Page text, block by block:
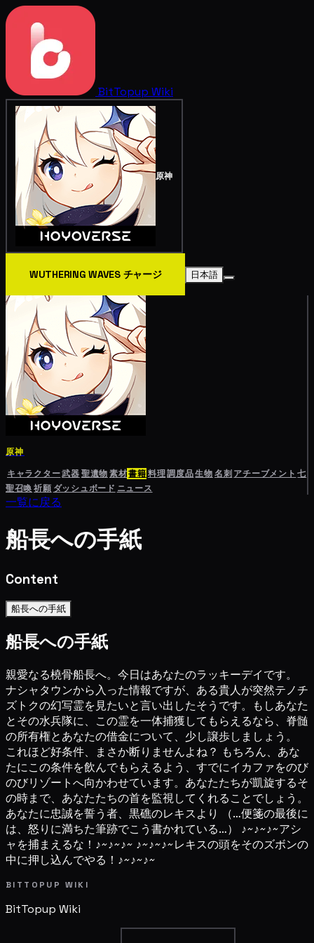
BitTopup Wiki
原神
WUTHERING WAVES チャージ 日本語
原神
キャラクター武器聖遺物素材書籍料理調度品生物名刺 アチーブメント 七
聖召喚祈願 ダッシュボード ニュース
一覧に戻る
船長への手紙
Content
船長への手紙
船長への手紙
親愛なる橈骨船長へ。今日はあなたのラッキーデイです。
ナシャタウンから入った情報ですが、ある貴人が突然テノチ
ズトクの幻写霊を見たいと言い出したそうです。もしあなた
とその水兵隊に、この霊を一体捕獲してもらえるなら、脊髄
の所有権とあなたの借金について、少し譲歩しましょう。
これほど好条件、まさか断りませんよね？ もちろん、あな
たにこの条件を飲んでもらえるよう、すでにイカファをのび
のびリゾートへ向かわせています。あなたたちが凱旋するそ
の時まで、あなたたちの首を監視してくれることでしょう。
あなたに忠誠を誓う者、黒礁のレキスより （…便箋の最後に
は、怒りに満ちた筆跡でこう書かれている…） ♪~♪~♪~アシ
ャを捕まえるな！♪~♪~♪~ ♪~♪~♪~レキスの頭をそのズボンの
中に押し込んでやる！♪~♪~♪~
BITTOPUP WIKI
BitTopup Wiki